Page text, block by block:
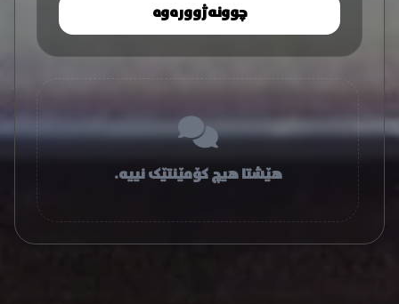
چوونەژوورەوە
هێشتا هیچ کۆمێنتێک نییە.